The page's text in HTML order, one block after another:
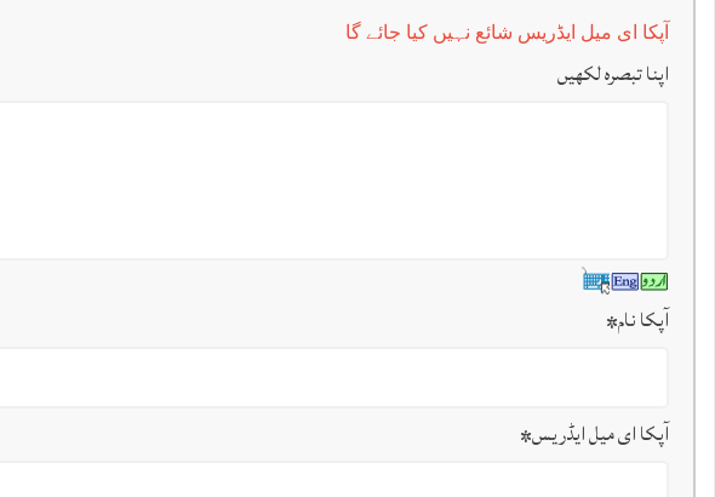
آپکا ای میل ایڈریس شائع نہیں کیا جائے گا
اپنا تبصرہ لکھیں
آپکا نام*
آپکا ای میل ایڈریس*